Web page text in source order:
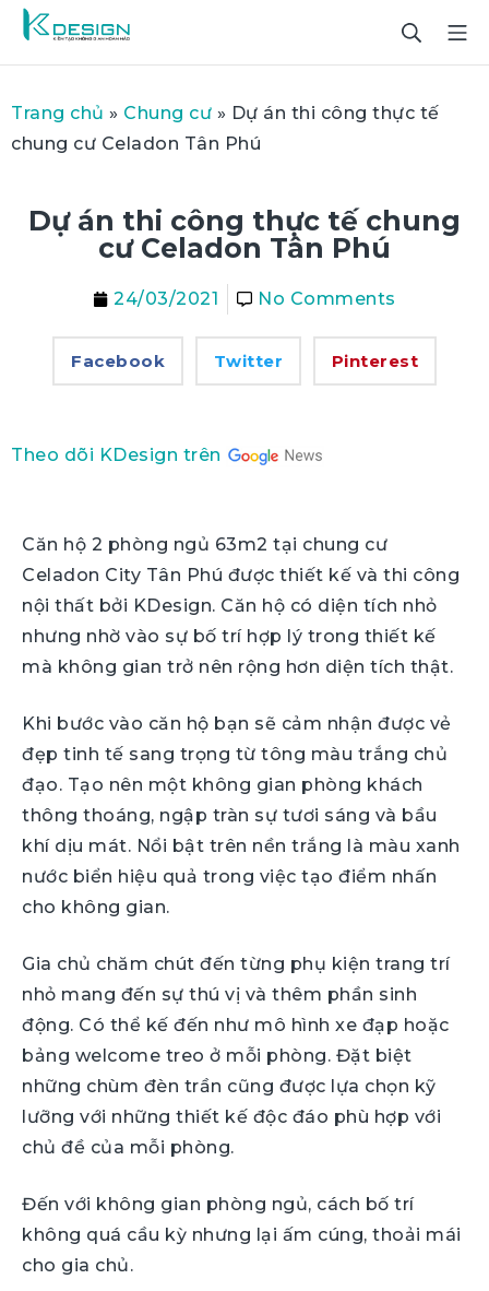
Trang chủ » Chung cư » Dự án thi công thực tế
chung cư Celadon Tân Phú
Dự án thi công thực tế chung
cư Celadon Tân Phú
24/03/2021 No Comments
Facebook Twitter Pinterest
Theo dõi KDesign trên
Căn hộ 2 phòng ngủ 63m2 tại chung cư
Celadon City Tân Phú được thiết kế và thi công
nội thất bởi KDesign. Căn hộ có diện tích nhỏ
nhưng nhờ vào sự bố trí hợp lý trong thiết kế
mà không gian trở nên rộng hơn diện tích thật.
Khi bước vào căn hộ bạn sẽ cảm nhận được vẻ
đẹp tinh tế sang trọng từ tông màu trắng chủ
đạo. Tạo nên một không gian phòng khách
thông thoáng, ngập tràn sự tươi sáng và bầu
khí dịu mát. Nổi bật trên nền trắng là màu xanh
nước biển hiệu quả trong việc tạo điểm nhấn
cho không gian.
Gia chủ chăm chút đến từng phụ kiện trang trí
nhỏ mang đến sự thú vị và thêm phần sinh
động. Có thể kế đến như mô hình xe đạp hoặc
bảng welcome treo ở mỗi phòng. Đặt biệt
những chùm đèn trần cũng được lựa chọn kỹ
lưỡng với những thiết kế độc đáo phù hợp với
chủ đề của mỗi phòng.
Đến với không gian phòng ngủ, cách bố trí
không quá cầu kỳ nhưng lại ấm cúng, thoải mái
cho gia chủ.